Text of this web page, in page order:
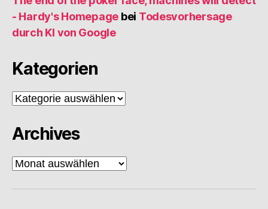
- Hardy's Homepage bei Todesvorhersage
durch KI von Google
Kategorien
Kategorien
Archives
Archives